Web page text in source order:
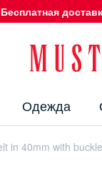
Бесплатная
Одежда
in 40mm with